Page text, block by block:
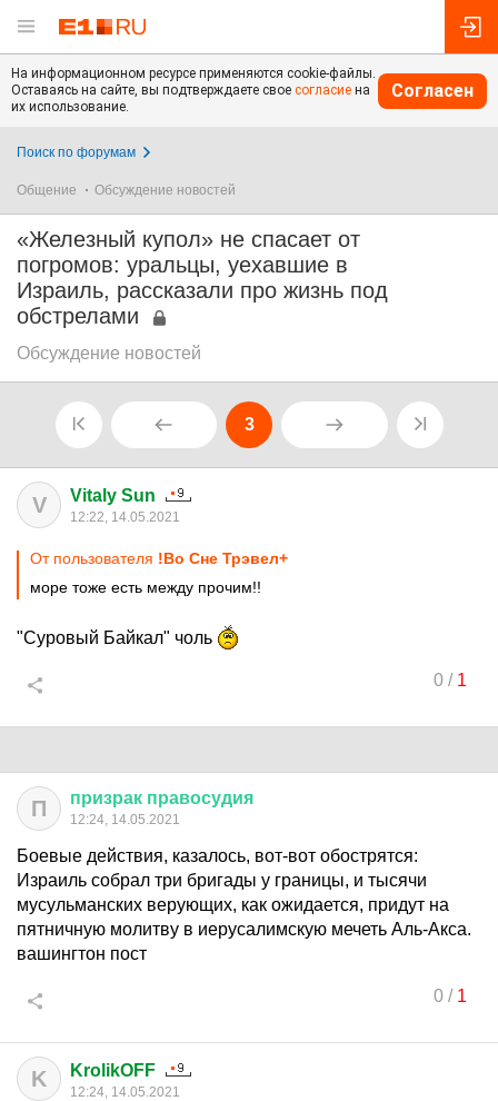
На информационном ресурсе применяются cookie-файлы.
Оставаясь на сайте, вы подтверждаете свое согласие на
их использование.
Согласен
Поиск по форумам
Общение Обсуждение новостей
«Железный купол» не спасает от
погромов: уральцы, уехавшие в
Израиль, рассказали про жизнь под
обстрелами
Обсуждение новостей
3
V Vitaly Sun
12:22, 14.05.2021
От пользователя !Во Сне Трэвел+
море тоже есть между прочим!!
"Суровый Байкал" чоль
0/ 1
П призрак правосудия
12:24, 14.05.2021
Боевые действия, казалось, вот-вот обострятся:
Израиль собрал три бригады у границы, и тысячи
мусульманских верующих, как ожидается, придут на
пятничную молитву в иерусалимскую мечеть Аль-Акса.
вашингтон пост
0/ 1
K KrolikOFF
12:24, 14.05.2021